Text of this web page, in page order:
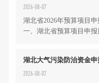
2026-08-07
湖北省2026年预算项目
一、湖北省预算项目申报
湖北大气污染防治资金
2026-08-07